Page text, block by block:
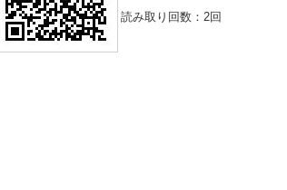
読み取り回数： 2回